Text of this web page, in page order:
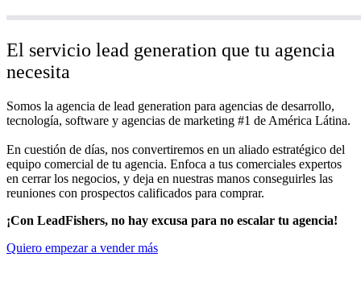
El servicio lead generation que tu agencia
necesita
Somos la agencia de lead generation para agencias de desarrollo,
tecnología, software y agencias de marketing #1 de América Látina.
En cuestión de días, nos convertiremos en un aliado estratégico del
equipo comercial de tu agencia. Enfoca a tus comerciales expertos
en cerrar los negocios, y deja en nuestras manos conseguirles las
reuniones con prospectos calificados para comprar.
¡Con LeadFishers, no hay excusa para no escalar tu agencia!
Quiero empezar a vender más